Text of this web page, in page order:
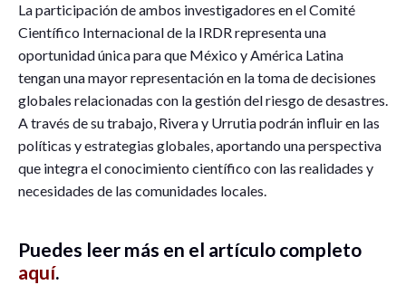
La participación de ambos investigadores en el Comité
Científico Internacional de la IRDR representa una
oportunidad única para que México y América Latina
tengan una mayor representación en la toma de decisiones
globales relacionadas con la gestión del riesgo de desastres.
A través de su trabajo, Rivera y Urrutia podrán influir en las
políticas y estrategias globales, aportando una perspectiva
que integra el conocimiento científico con las realidades y
necesidades de las comunidades locales.
Puedes leer más en el artículo completo
aquí.